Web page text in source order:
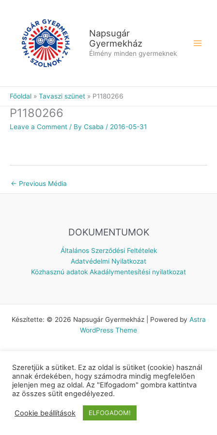
Napsugár
Gyermekház
Élmény minden gyermeknek
Főoldal Tavaszi szünet P1180266
P1180266
Leave a Comment / By Csaba / 2016-05-31
← Previous Média
DOKUMENTUMOK
Általános Szerződési Feltételek
Adatvédelmi Nyilatkozat
Közhasznú adatok Akadálymentesítési nyilatkozat
Készítette: © 2026 Napsugár Gyermekház | Powered by Astra
WordPress Theme
Szeretjük a sütiket. Ez az oldal is sütiket (cookie) használ
annak érdekében, hogy számodra mindig megfelelően
jelenjen meg az oldal. Az "Elfogadom" gombra kattintva
az összes sütit engedélyezed.
Cookie beállítások ELFOGADOM!